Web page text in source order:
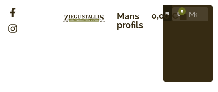
Mans
profils
0,00 € 0